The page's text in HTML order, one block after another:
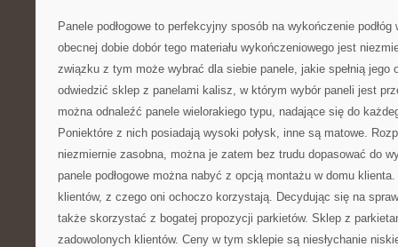
Panele podłogowe to perfekcyjny sposób na wykończenie
obecnej dobie dobór tego materiału wykończeniowego jest
związku z tym może wybrać dla siebie panele, jakie spełnią jego
odwiedzić sklep z panelami kalisz, w którym wybór paneli jest
można odnaleźć panele wielorakiego typu, nadające się do
Poniektóre z nich posiadają wysoki połysk, inne są matowe.
niezmiernie zasobna, można je zatem bez trudu dopasować do
panele podłogowe można nabyć z opcją montażu w domu klienta.
klientów, z czego oni ochoczo korzystają. Decydując się na
także skorzystać z bogatej propozycji parkietów. Sklep z
zadowolonych klientów. Ceny w tym sklepie są niesłychanie